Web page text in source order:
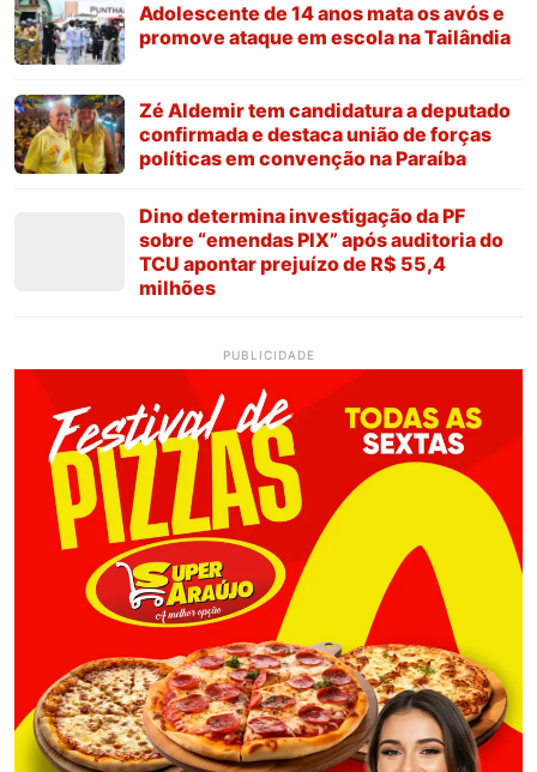
Adolescente de 14 anos mata os avós e
promove ataque em escola na Tailândia
Zé Aldemir tem candidatura a deputado
confirmada e destaca união de forças
políticas em convenção na Paraíba
Dino determina investigação da PF
sobre “emendas PIX” após auditoria do
TCU apontar prejuízo de R$ 55,4
milhões
PUBLICIDADE